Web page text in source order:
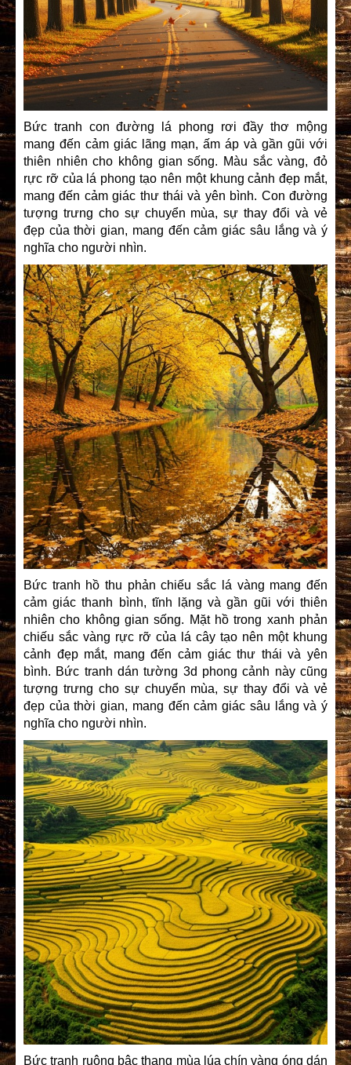
Bức tranh con đường lá phong rơi đầy thơ mộng
mang đến cảm giác lãng mạn, ấm áp và gần gũi với
thiên nhiên cho không gian sống. Màu sắc vàng, đỏ
rực rỡ của lá phong tạo nên một khung cảnh đẹp mắt,
mang đến cảm giác thư thái và yên bình. Con đường
tượng trưng cho sự chuyển mùa, sự thay đổi và vẻ
đẹp của thời gian, mang đến cảm giác sâu lắng và ý
nghĩa cho người nhìn.
Bức tranh hồ thu phản chiếu sắc lá vàng mang đến
cảm giác thanh bình, tĩnh lặng và gần gũi với thiên
nhiên cho không gian sống. Mặt hồ trong xanh phản
chiếu sắc vàng rực rỡ của lá cây tạo nên một khung
cảnh đẹp mắt, mang đến cảm giác thư thái và yên
bình. Bức tranh dán tường 3d phong cảnh này cũng
tượng trưng cho sự chuyển mùa, sự thay đổi và vẻ
đẹp của thời gian, mang đến cảm giác sâu lắng và ý
nghĩa cho người nhìn.
Bức tranh ruộng bậc thang mùa lúa chín vàng óng dán